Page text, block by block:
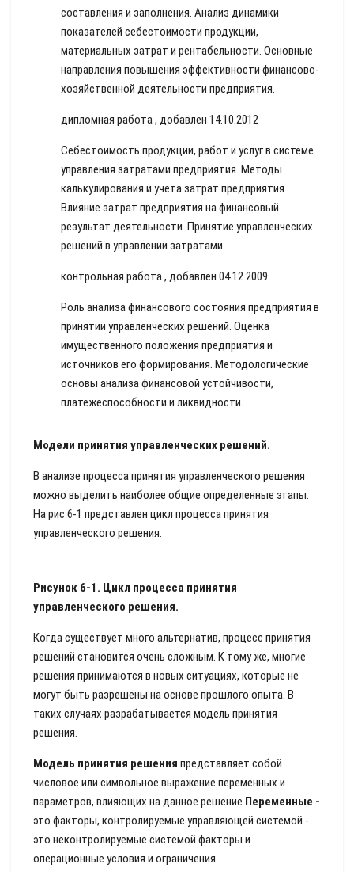
составления и заполнения. Анализ динамики
показателей себестоимости продукции,
материальных затрат и рентабельности. Основные
направления повышения эффективности финансово-
хозяйственной деятельности предприятия.
дипломная работа , добавлен 14.10.2012
Себестоимость продукции, работ и услуг в системе
управления затратами предприятия. Методы
калькулирования и учета затрат предприятия.
Влияние затрат предприятия на финансовый
результат деятельности. Принятие управленческих
решений в управлении затратами.
контрольная работа , добавлен 04.12.2009
Роль анализа финансового состояния предприятия в
принятии управленческих решений. Оценка
имущественного положения предприятия и
источников его формирования. Методологические
основы анализа финансовой устойчивости,
платежеспособности и ликвидности.
Модели принятия управленческих решений.
В анализе процесса принятия управленческого решения
можно выделить наиболее общие определенные этапы.
На рис 6-1 представлен цикл процесса принятия
управленческого решения.
Рисунок 6-1. Цикл процесса принятия
управленческого решения.
Когда существует много альтернатив, процесс принятия
решений становится очень сложным. К тому же, многие
решения принимаются в новых ситуациях, которые не
могут быть разрешены на основе прошлого опыта. В
таких случаях разрабатывается модель принятия
решения.
Модель принятия решения представляет собой
числовое или символьное выражение переменных и
параметров, влияющих на данное решение.Переменные -
это факторы, контролируемые управляющей системой.-
это неконтролируемые системой факторы и
операционные условия и ограничения.